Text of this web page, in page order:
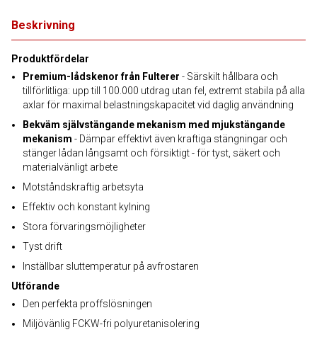
Beskrivning
Produktfördelar
Premium-lådskenor från Fulterer - Särskilt hållbara och
tillförlitliga: upp till 100.000 utdrag utan fel, extremt stabila på alla
axlar för maximal belastningskapacitet vid daglig användning
Bekväm självstängande mekanism med mjukstängande
mekanism - Dämpar effektivt även kraftiga stängningar och
stänger lådan långsamt och försiktigt - för tyst, säkert och
materialvänligt arbete
Motståndskraftig arbetsyta
Effektiv och konstant kylning
Stora förvaringsmöjligheter
Tyst drift
Inställbar sluttemperatur på avfrostaren
Utförande
Den perfekta proffslösningen
Miljövänlig FCKW-fri polyuretanisolering